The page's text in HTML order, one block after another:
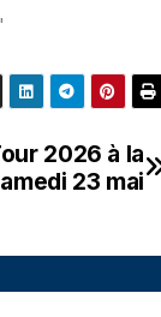
2026 à la
23 mai